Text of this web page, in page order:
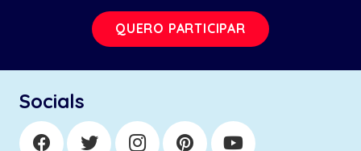
QUERO PARTICIPAR
Socials